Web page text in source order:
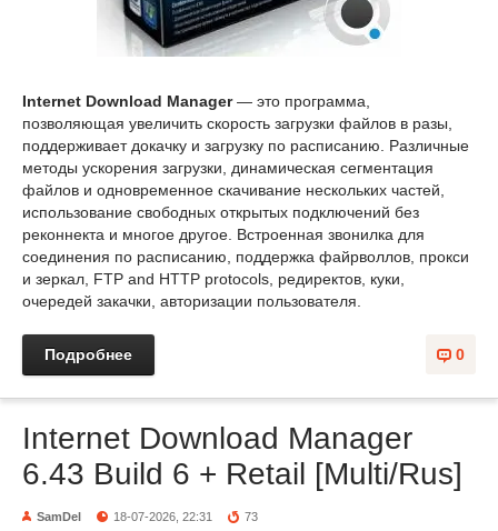
Internet Download Manager— это программа,
позволяющая увеличить скорость загрузки файлов в разы,
поддерживает докачку и загрузку по расписанию. Различные
методы ускорения загрузки, динамическая сегментация
файлов и одновременное скачивание нескольких частей,
использование свободных открытых подключений без
реконнекта и многое другое. Встроенная звонилка для
соединения по расписанию, поддержка файрволлов, прокси
и зеркал, FTP and HTTP protocols, редиректов, куки,
очередей закачки, авторизации пользователя.
0
Подробнее
Internet Download Manager
6.43 Build 6 + Retail [Multi/Rus]
SamDel 18-07-2026, 22:31 73